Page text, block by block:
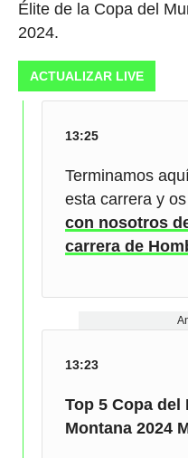
Élite de la Copa del
2024.
ACTUALIZAR LIVE
13:25
Terminamos
esta carrera y
con nosotros
carrera de
13:23
Top 5 Copa del
Montana 2024